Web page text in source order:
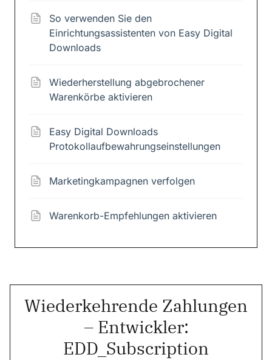
So verwenden Sie den
Einrichtungsassistenten von Easy Digital
Downloads
Wiederherstellung abgebrochener
Warenkörbe aktivieren
Easy Digital Downloads
Protokollaufbewahrungseinstellungen
Marketingkampagnen verfolgen
Warenkorb-Empfehlungen aktivieren
Wiederkehrende Zahlungen
– Entwickler:
EDD_Subscription